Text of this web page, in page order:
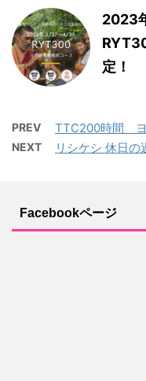
2023
定！
PREV TTC200時間 ヨ
NEXT リシケシ 休日の
Facebookページ